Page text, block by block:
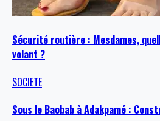
Sécurité routière : Mesdames,
volant ?
SOCIETE
Sous le Baobab à Adakpamé :